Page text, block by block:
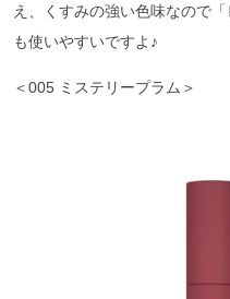
え、くすみの強い色味なので
も使いやすいですよ♪
＜005 ミステリープラム＞